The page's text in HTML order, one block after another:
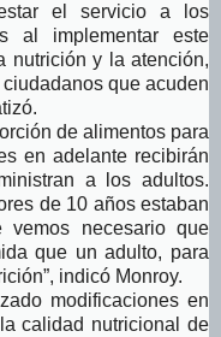
el servicio a los
al implementar este
nutrición y la atención,
que acuden
de alimentos para
en adelante recibirán
a los adultos.
de 10 años estaban
necesario que
que un adulto, para
indicó Monroy.
modificaciones en
calidad nutricional de